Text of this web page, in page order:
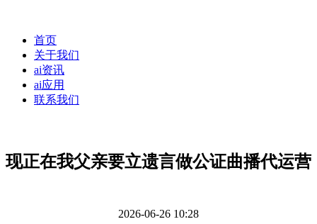
首页
关于我们
ai资讯
ai应用
联系我们
现正在我父亲要立遗言做公证曲播代运营
2026-06-26 10:28